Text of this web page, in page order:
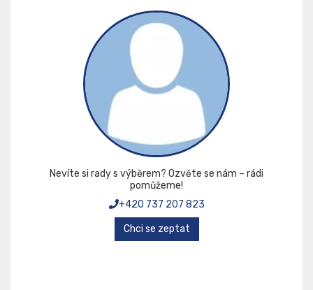
Nevíte si rady s výběrem? Ozvěte se nám – rádi
pomůžeme!
+420 737 207 823
Chci se zeptat